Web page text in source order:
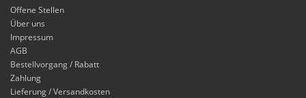
Offene Stellen
Über uns
Impressum
AGB
Bestellvorgang / Rabatt
Zahlung
Lieferung / Versandkosten